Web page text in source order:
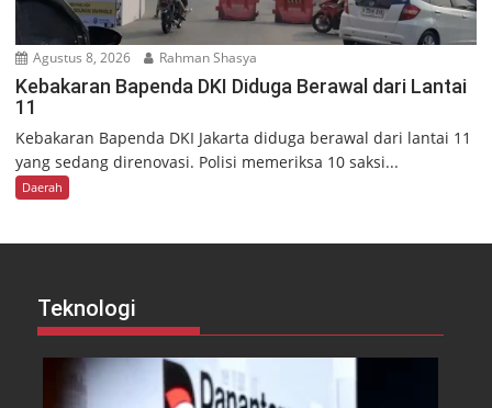
Agustus 8, 2026 Rahman Shasya
Kebakaran Bapenda DKI Diduga Berawal dari Lantai
11
Kebakaran Bapenda DKI Jakarta diduga berawal dari lantai 11
yang sedang direnovasi. Polisi memeriksa 10 saksi...
Daerah
Teknologi